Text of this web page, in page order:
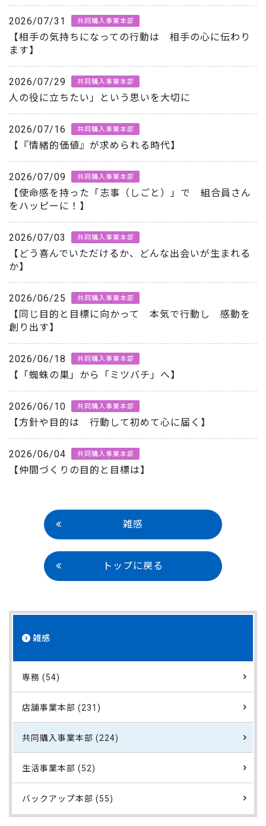
2026/07/31 共同購入事業本部
【相手の気持ちになっての行動は 相手の心に伝わり
ます】
2026/07/29 共同購入事業本部
人の役に立ちたい」という思いを大切に
2026/07/16 共同購入事業本部
【『情緒的価値』が求められる時代】
2026/07/09 共同購入事業本部
【使命感を持った「志事（しごと）」で 組合員さん
をハッピーに！】
2026/07/03 共同購入事業本部
【どう喜んでいただけるか、どんな出会いが生まれる
か】
2026/06/25 共同購入事業本部
【同じ目的と目標に向かって 本気で行動し 感動を
創り出す】
2026/06/18 共同購入事業本部
【「蜘蛛の巣」から「ミツバチ」へ】
2026/06/10 共同購入事業本部
【方針や目的は 行動して初めて心に届く】
2026/06/04 共同購入事業本部
【仲間づくりの目的と目標は】
雑感
トップに戻る
雑感
専務 (54)
店舗事業本部 (231)
共同購入事業本部 (224)
生活事業本部 (52)
バックアップ本部 (55)